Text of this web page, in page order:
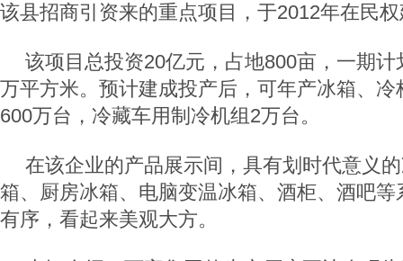
该县招商引资来的重点项目，于2012年在民
该项目总投资20亿元，占地800亩，一期
万平方米。预计建成投产后，可年产冰箱、
600万台，冷藏车用制冷机组2万台。
在该企业的产品展示间，具有划时代意义
箱、厨房冰箱、电脑变温冰箱、酒柜、酒吧
有序，看起来美观大方。